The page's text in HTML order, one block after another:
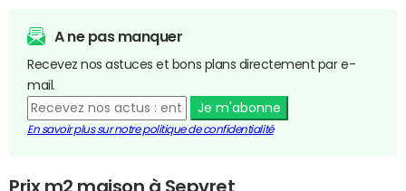
A ne pas manquer
Recevez nos astuces et bons plans directement par e-
mail.
Je m'abonne
En savoir plus sur notre politique de confidentialité
Prix m2 maison à Sepvret